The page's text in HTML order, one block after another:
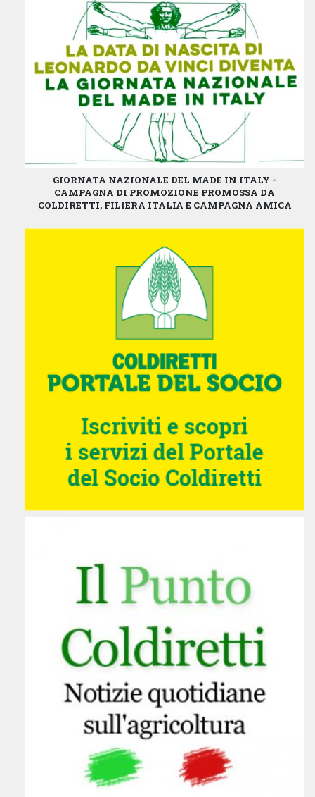
GIORNATA NAZIONALE DEL MADE IN ITALY -
CAMPAGNA DI PROMOZIONE PROMOSSA DA
COLDIRETTI, FILIERA ITALIA E CAMPAGNA AMICA